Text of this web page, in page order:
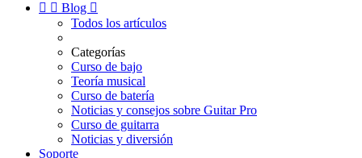
  Blog 
Todos los artículos
Categorías
Curso de bajo
Teoría musical
Curso de batería
Noticias y consejos sobre Guitar Pro
Curso de guitarra
Noticias y diversión
Soporte